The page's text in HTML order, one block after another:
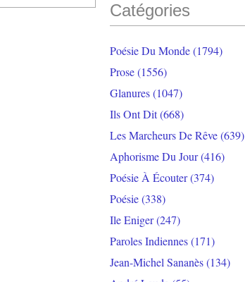
Catégories
Poésie Du Monde(1794)
Prose(1556)
Glanures(1047)
Ils Ont Dit(668)
Les Marcheurs De Rêve(639)
Aphorisme Du Jour(416)
Poésie À Écouter(374)
Poésie(338)
Ile Eniger(247)
Paroles Indiennes(171)
Jean-Michel Sananès(134)